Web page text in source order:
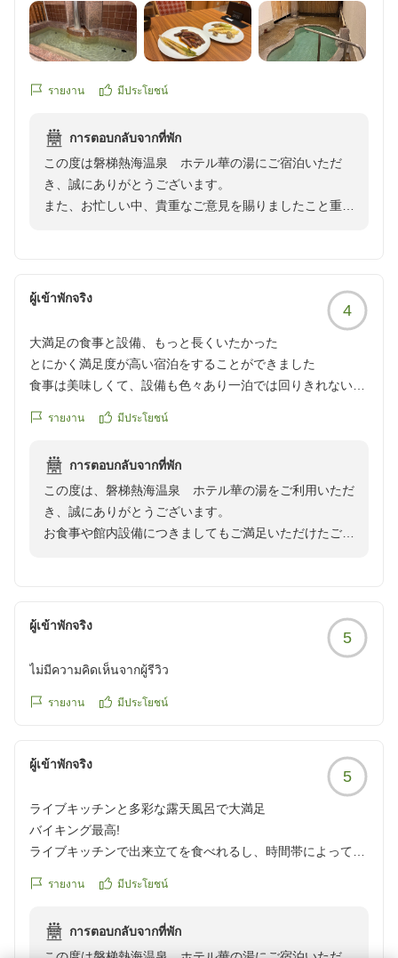
のメニューなし、アレルギーに対する対策なし、調理人の気
配りなし、少し残念な結果でした。メニューに関してはお寿
司のネタやアイスの種類名が無く、アップルパイにバニラア
ナナアイスでした。お寿司を握っている職人さんはただ黙々
りましょうか?」とかの言葉なし、他のホテルではそう言う
サービスは普通にあります。カレーに関してはご飯のお茶碗
にそのままカレーをかけるしか無いし、そこにスプーンがあ
る訳でも無く、どこに何があるかがとても分かりづらい。ド
が、お寿司を取るトングが全てのネタ共通なので、エビを取
るのに使ったトングでマグロ等他のネタを取ったのではエビ
アレルギーを発症します。なので、妻はお寿司を食べられま
せんでした。ネタ別にトングがあれば良いと思いますが、お
寿司のスペースが余りにも狭いので無理ですね。最初に言い
ましたが、ステーキを始め料理はとても美味しいのにサービ
かず良かったのですが、臭いが気になります。サービス等が
改善せれればまた来たいと思います。
他の画像やクチコミの詳細はこちらから
https://review.travel.rakuten.co.jp/hotel/voice/15988?
รายงาน มีประโยชน์
การตอบกลับจากที่พัก
この度は磐梯熱海温泉 ホテル華の湯にご宿泊いただ
き、誠にありがとうございます。
また、お忙しい中、貴重なご意見を賜りましたこと重ね
したが、お食事の際のご案内やアレルギー対応、また温
泉の衛生面におきまして、多大なるご不快な思いをおか
けしましたこと、深くお詫び申し上げます。
お客様よりいただいたご意見は、今後のサービス向上に
に努めてまいる所存です。
もしまた機会をいただけるのであれば、より良いおもて
なしでお迎えしたく存じます。
ご投稿いただき、誠にありがとうございました。
ผู้เข้าพักจริง
4
大満足の食事と設備、もっと長くいたかった
とにかく満足度が高い宿泊をすることができました
食事は美味しくて、設備も色々あり一泊では回りきれないほ
もっと早めにチェックインすれば良かったと思いました^^
バイキングのお皿がたまに汚れているものがあったのでそれ
と、露天風呂が1箇所しかなく、男女入れ替えなので
自分が泊まった時は朝に露天風呂入れなかったのが若干マイ
ナスかなと思います
https://review.travel.rakuten.co.jp/hotel/voice/15988?
รายงาน มีประโยชน์
การตอบกลับจากที่พัก
この度は、磐梯熱海温泉 ホテル華の湯をご利用いただ
き、誠にありがとうございます。
お食事や館内設備につきましてもご満足いただけたご様
しまして、ご不快な思いをさせてしまい大変申し訳ござ
いません。こちらは早急に担当部署へ共有し、改善に努
めてまいります。また、露天風呂の入れ替えにつきまし
ても貴重なご意見をいただき、誠にありがとうございま
す。
ゆったりとした時間をお過ごしいただければ幸いです。
またのお越しをスタッフ一同、心よりお待ち申し上げて
おります。
ผู้เข้าพักจริง
5
ไม่มีความคิดเห็นจากผู้รีวิว
รายงาน มีประโยชน์
ผู้เข้าพักจริง
5
ライブキッチンと多彩な露天風呂で大満足
バイキング最高!
ライブキッチンで出来立てを食べれるし、時間帯によって一
お風呂も多くのタイプの露天風呂があって、楽しめのでのん
夏はホテルそばにあるプールでスライダーで遊んだりできる
รายงาน มีประโยชน์
การตอบกลับจากที่พัก